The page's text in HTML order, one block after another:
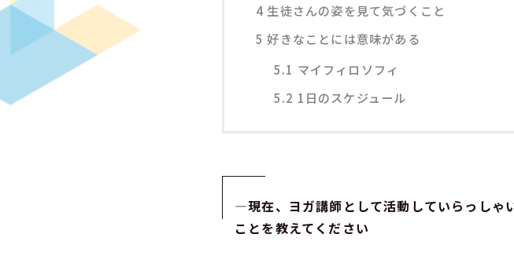
4 生徒さんの姿を見て気づくこと
5 好きなことには意味がある
5.1 マイフィロソフィ
5.2 1日のスケジュール
—現在、ヨガ講師として活動していらっしゃ
ことを教えてください